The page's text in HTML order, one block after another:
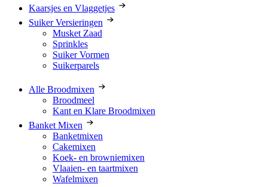
Kaarsjes en Vlaggetjes
Suiker Versieringen
Musket Zaad
Sprinkles
Suiker Vormen
Suikerparels
Alle Broodmixen
Broodmeel
Kant en Klare Broodmixen
Banket Mixen
Banketmixen
Cakemixen
Koek- en browniemixen
Vlaaien- en taartmixen
Wafelmixen